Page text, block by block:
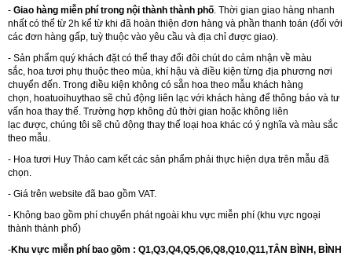
- Giao hàng miễn phí trong nội thành thành phố. Thời gian giao hàng nhanh
nhất có thể từ 2h kể từ khi đã hoàn thiện đơn hàng và phần thanh toán (đối với
các đơn hàng gấp, tuỳ thuộc vào yêu cầu và địa chỉ được giao).
- Sản phẩm quý khách đặt có thể thay đổi đôi chút do cảm nhận về màu
sắc, hoa tươi phụ thuộc theo mùa, khí hậu và điều kiện từng địa phương nơi
chuyển đến. Trong điều kiện không có sẵn hoa theo mẫu khách hàng
chọn, hoatuoihuythao sẽ chủ động liên lạc với khách hàng để thông báo và tư
vấn hoa thay thế. Trường hợp không đủ thời gian hoặc không liên
lạc được, chúng tôi sẽ chủ động thay thế loại hoa khác có ý nghĩa và màu sắc
theo mẫu.
- Hoa tươi Huy Thảo cam kết các sản phẩm phải thực hiện dựa trên mẫu đã
chọn.
- Giá trên website đã bao gồm VAT.
- Không bao gồm phí chuyển phát ngoài khu vực miễn phí (khu vực ngoại
thành thành phố)
-Khu vực miễn phí bao gồm : Q1,Q3,Q4,Q5,Q6,Q8,Q10,Q11,TÂN BÌNH, BÌNH